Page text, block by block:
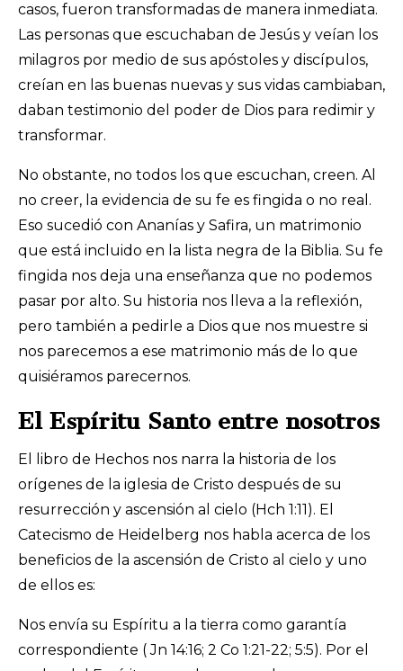
casos, fueron transformadas de manera inmediata.
Las personas que escuchaban de Jesús y veían los
milagros por medio de sus apóstoles y discípulos,
creían en las buenas nuevas y sus vidas cambiaban,
daban testimonio del poder de Dios para redimir y
transformar.
No obstante, no todos los que escuchan, creen. Al
no creer, la evidencia de su fe es fingida o no real.
Eso sucedió con Ananías y Safira, un matrimonio
que está incluido en la lista negra de la Biblia. Su fe
fingida nos deja una enseñanza que no podemos
pasar por alto. Su historia nos lleva a la reflexión,
pero también a pedirle a Dios que nos muestre si
nos parecemos a ese matrimonio más de lo que
quisiéramos parecernos.
El Espíritu Santo entre nosotros
El libro de Hechos nos narra la historia de los
orígenes de la iglesia de Cristo después de su
resurrección y ascensión al cielo (Hch 1:11). El
Catecismo de Heidelberg nos habla acerca de los
beneficios de la ascensión de Cristo al cielo y uno
de ellos es:
Nos envía su Espíritu a la tierra como garantía
correspondiente ( Jn 14:16; 2 Co 1:21-22; 5:5). Por el